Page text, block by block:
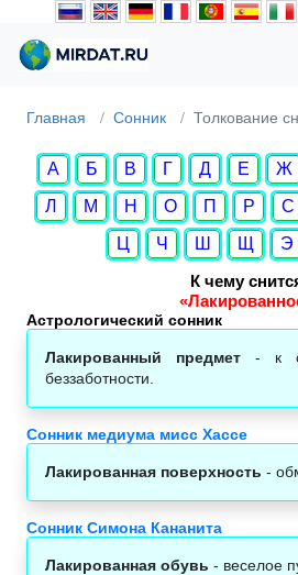
Главная Сонник Толкование
А Б В Г Д Е Ж
Л
М Н О П Р С
Ц
Ч Ш Щ Э
К чему
Астрологический сонник‎
Лакированный предмет - к
беззаботности.
Сонник медиума мисс Хассе
Лакированная поверхность -
Сонник Симона Кананита
Лакированная обувь - веселое